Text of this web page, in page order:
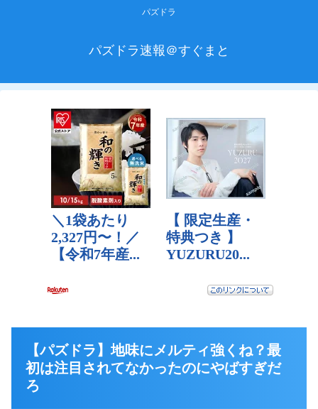
パズドラ
パズドラ速報＠すぐまと
【パズドラ】地味にメルティ強くね？最
初は注目されてなかったのにやばすぎだ
ろ